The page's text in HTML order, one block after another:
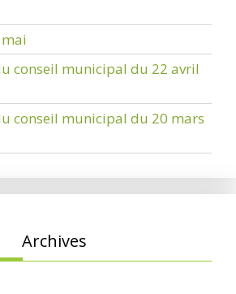
conseil municipal du 22 avril
conseil municipal du 20 mars
Archives